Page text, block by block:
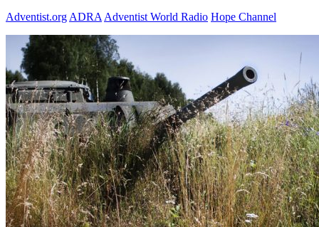
Adventist.org ADRA Adventist World Radio Hope Channel